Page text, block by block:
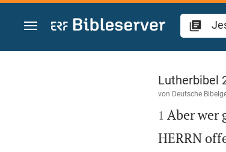
Zum Inhalt springen
Jesaja 53
Lutherbibel
von Deutsche

1 Aber wer
HERRN